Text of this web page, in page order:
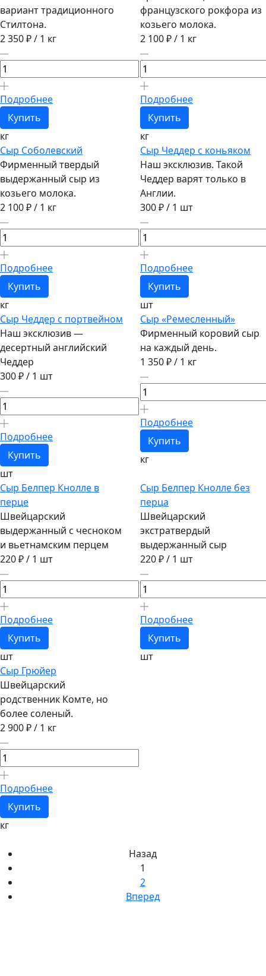
вариант традиционного
Стилтона.
2 350 ₽/ 1 кг
Подробнее
Купить
кг
французского рокфора из
козьего молока.
2 100 ₽/ 1 кг
Подробнее
Купить
кг
Сыр Соболевский
Фирменный твердый
выдержанный сыр из
козьего молока.
2 100 ₽/ 1 кг
Подробнее
Купить
кг
Сыр Чеддер с коньяком
Наш эксклюзив. Такой
Чеддер варят только в
Англии.
300 ₽/ 1 шт
Подробнее
Купить
шт
Сыр Чеддер с портвейном
Наш эксклюзив —
десертный английский
Чеддер
300 ₽/ 1 шт
Подробнее
Купить
шт
Сыр «Ремесленный»
Фирменный коровий сыр
на каждый день.
1 350 ₽/ 1 кг
Подробнее
Купить
кг
Сыр Белпер Кнолле в
перце
Швейцарский
выдержанный с чесноком
и вьетнамским перцем
220 ₽/ 1 шт
Подробнее
Купить
шт
Сыр Белпер Кнолле без
перца
Швейцарский
экстратвердый
выдержанный сыр
220 ₽/ 1 шт
Подробнее
Купить
шт
Сыр Грюйер
Швейцарский
родственник Комте, но
более соленый.
2 900 ₽/ 1 кг
Подробнее
Купить
кг
Назад
1
2
Вперед